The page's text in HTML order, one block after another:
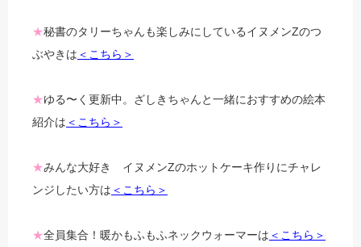
★秘書のタリーちゃんも楽しみにしているイヌメンZのつ
ぶやきは ＜こちら＞
★ゆる〜く更新中。ざしきちゃんと一緒におすすめの絵本
紹介は ＜こちら＞
★みんな大好き イヌメンZのホットケーキ作りにチャレ
ンジしたい方は ＜こちら＞
★全員集合！暖かもふもふネックウォーマーは ＜こちら＞